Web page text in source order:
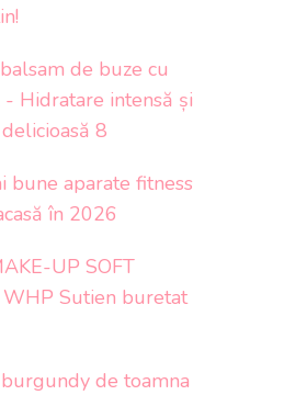
de buze cu
Hidratare intensă și
8
bune aparate fitness
în 2026
UP SOFT
WHP Sutien buretat
de toamna